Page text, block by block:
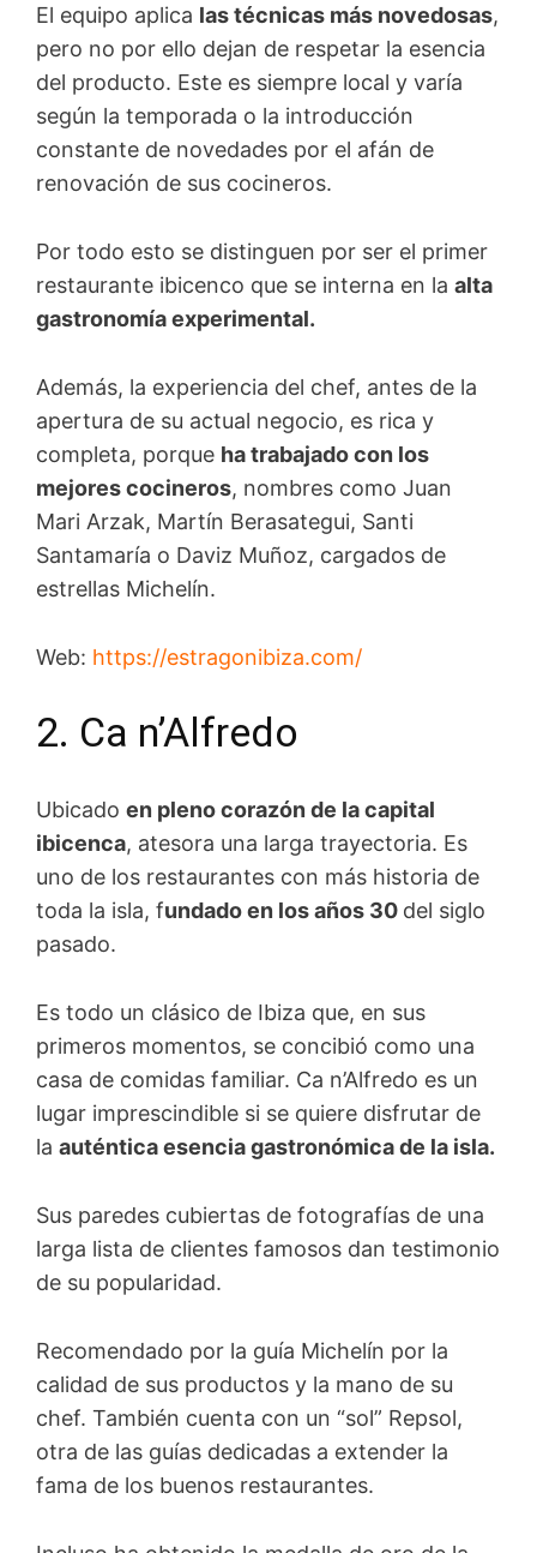
El equipo aplica las técnicas más novedosas,
pero no por ello dejan de respetar la esencia
del producto. Este es siempre local y varía
según la temporada o la introducción
constante de novedades por el afán de
renovación de sus cocineros.
Por todo esto se distinguen por ser el primer
restaurante ibicenco que se interna en la alta
gastronomía experimental.
Además, la experiencia del chef, antes de la
apertura de su actual negocio, es rica y
completa, porque ha trabajado con los
mejores cocineros, nombres como Juan
Mari Arzak, Martín Berasategui, Santi
Santamaría o Daviz Muñoz, cargados de
estrellas Michelín.
Web: https://estragonibiza.com/
2. Ca n’Alfredo
Ubicado en pleno corazón de la capital
ibicenca, atesora una larga trayectoria. Es
uno de los restaurantes con más historia de
toda la isla, fundado en los años 30 del siglo
pasado.
Es todo un clásico de Ibiza que, en sus
primeros momentos, se concibió como una
casa de comidas familiar. Ca n’Alfredo es un
lugar imprescindible si se quiere disfrutar de
la auténtica esencia gastronómica de la isla.
Sus paredes cubiertas de fotografías de una
larga lista de clientes famosos dan testimonio
de su popularidad.
Recomendado por la guía Michelín por la
calidad de sus productos y la mano de su
chef. También cuenta con un “sol” Repsol,
otra de las guías dedicadas a extender la
fama de los buenos restaurantes.